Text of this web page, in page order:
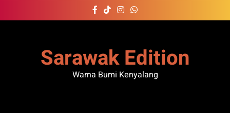
to
Sarawak Edition
Warna Bumi Kenyalang